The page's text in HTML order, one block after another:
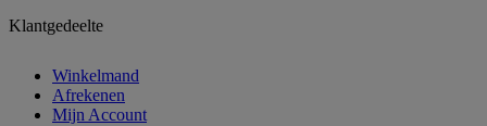
Klantgedeelte
Winkelmand
Afrekenen
Mijn Account